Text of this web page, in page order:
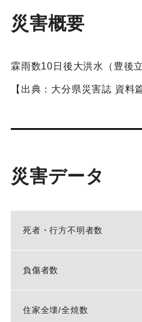
災害概要
霖雨数10日後大洪水（豊後
【出典：大分県災害誌 資料
災害データ
死者・行方不明者数
負傷者数
住家全壊/全焼数